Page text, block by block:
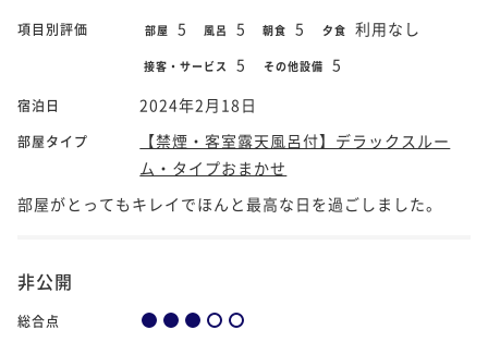
項目別評価 部屋 5 風呂 5 朝食 5 夕食 利用なし
接客・サービス 5 その他設備 5
宿泊日 2024年2月18日
部屋タイプ
【禁煙・客室露天風呂付】デラックスルー
ム・タイプおまかせ
部屋がとってもキレイでほんと最高な日を過ごしました。
非公開
総合点